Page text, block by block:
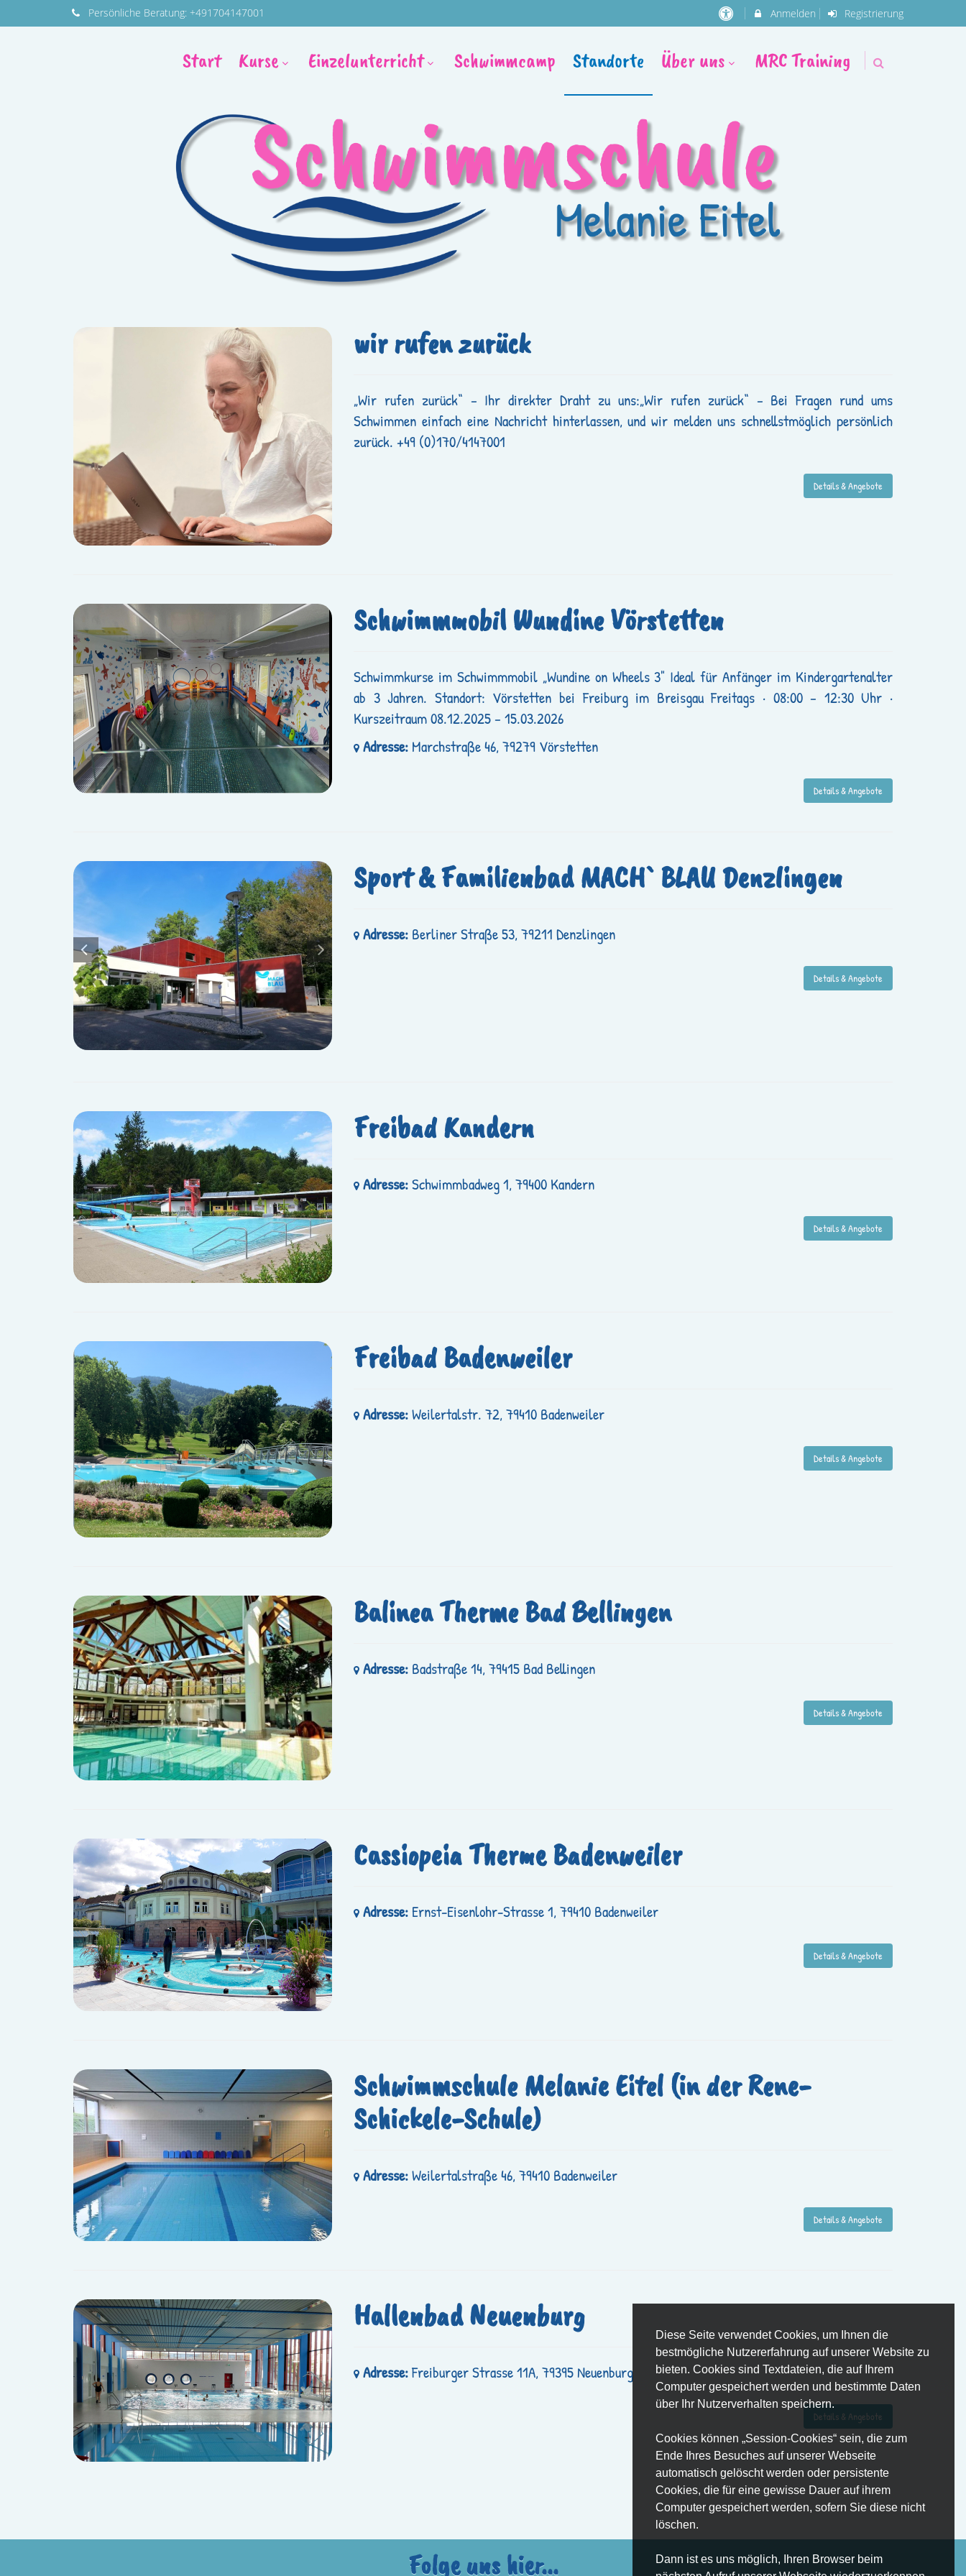
Diese Seite verwendet Cookies, um Ihnen die
bestmögliche Nutzererfahrung auf unserer Website zu
bieten. Cookies sind Textdateien, die auf Ihrem
Computer gespeichert werden und bestimmte Daten
über Ihr Nutzerverhalten speichern.
Cookies können „Session-Cookies“ sein, die zum
Ende Ihres Besuches auf unserer Webseite
automatisch gelöscht werden oder persistente
Cookies, die für eine gewisse Dauer auf ihrem
Computer gespeichert werden, sofern Sie diese nicht
löschen.
Dann ist es uns möglich, Ihren Browser beim
Persönliche Beratung: +491704147001 Anmelden Registrierung
Start Kurse Einzelunterricht Schwimmcamp Standorte Über uns MRC Training
wir rufen zurück
„Wir rufen zurück“ – Ihr direkter Draht zu uns:„Wir rufen zurück“ – Bei Fragen rund ums
Schwimmen einfach eine Nachricht hinterlassen, und wir melden uns schnellstmöglich persönlich
zurück. +49 (0)170/4147001
Details & Angebote
Schwimmmobil Wundine Vörstetten
Schwimmkurse im Schwimmmobil „Wundine on Wheels 3" Ideal für Anfänger im Kindergartenalter
ab 3 Jahren. Standort: Vörstetten bei Freiburg im Breisgau Freitags · 08:00 – 12:30 Uhr ·
Kurszeitraum 08.12.2025 – 15.03.2026
Adresse: Marchstraße 46, 79279 Vörstetten
Details & Angebote
Sport & Familienbad MACH` BLAU Denzlingen
Adresse: Berliner Straße 53, 79211 Denzlingen
Details & Angebote
Freibad Kandern
Adresse:Schwimmbadweg 1, 79400 Kandern
Details & Angebote
Freibad Badenweiler
Adresse:Weilertalstr. 72, 79410 Badenweiler
Details & Angebote
Balinea Therme Bad Bellingen
Adresse: Badstraße 14, 79415 Bad Bellingen
Details & Angebote
Cassiopeia Therme Badenweiler
Adresse: Ernst-Eisenlohr-Strasse 1, 79410 Badenweiler
Details & Angebote
Schwimmschule Melanie Eitel (in der Rene-
Schickele-Schule)
Adresse:Weilertalstraße 46, 79410 Badenweiler
Details & Angebote
Hallenbad Neuenburg
Adresse:Freiburger Strasse 11A, 79395 Neuenburg
Details & Angebote
Folge uns hier...